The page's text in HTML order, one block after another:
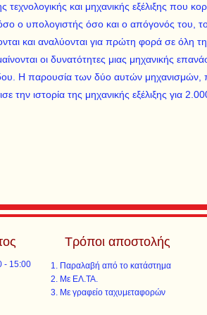
τεχνολογικής και μηχανικής εξέλιξης που
ο υπολογιστής όσο και ο απόγονός του, το
και αναλύονται για πρώτη φορά σε όλη
οι δυνατότητες μιας μηχανικής
Η παρουσία των δύο αυτών μηχανισμών,
την ιστορία της μηχανικής εξέλιξης για
- 15:00
Τρόποι αποστολής
Παραλαβή από το κατάστημα
Με ΕΛ.ΤΑ.​​
Με γραφείο ταχυμεταφορών​